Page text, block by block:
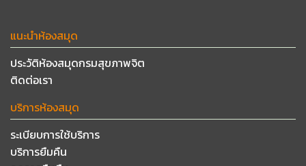
แนะนำห้องสมุด
ประวัติห้องสมุดกรมสุขภาพจิต
ติดต่อเรา
บริการห้องสมุด
ระเบียบการใช้บริการ
บริการยืมคืน